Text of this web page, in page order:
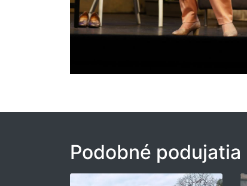
Podobné podujatia